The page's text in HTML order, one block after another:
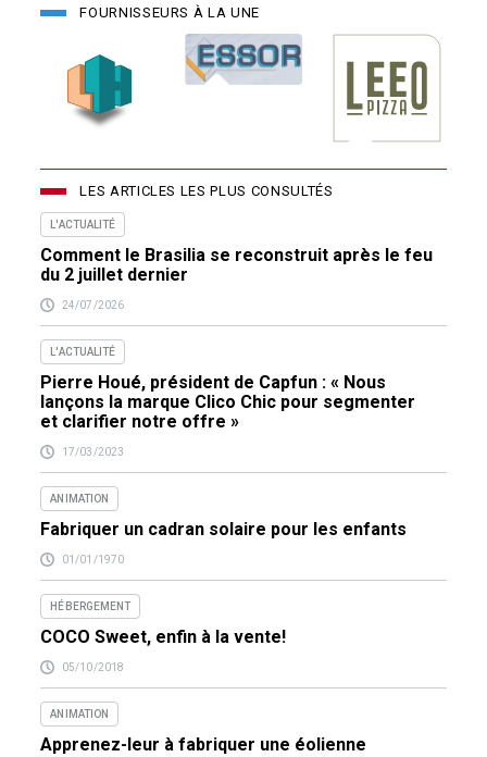
FOURNISSEURS À LA UNE
LES ARTICLES LES PLUS CONSULTÉS
L'ACTUALITÉ
Comment le Brasilia se reconstruit après le feu
du 2 juillet dernier
24/07/2026
L'ACTUALITÉ
Pierre Houé, président de Capfun : « Nous
lançons la marque Clico Chic pour segmenter
et clarifier notre offre »
17/03/2023
ANIMATION
Fabriquer un cadran solaire pour les enfants
01/01/1970
HÉBERGEMENT
COCO Sweet, enfin à la vente!
05/10/2018
ANIMATION
Apprenez-leur à fabriquer une éolienne